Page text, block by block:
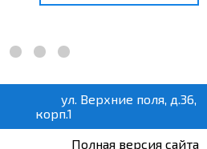
ул. Верхние поля, д.36,
корп.1
Полная версия сайта